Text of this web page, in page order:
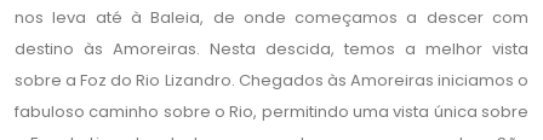
nos leva até à Baleia, de onde começamos a descer com
destino às Amoreiras. Nesta descida, temos a melhor vista
sobre a Foz do Rio Lizandro. Chegados às Amoreiras iniciamos o
fabuloso caminho sobre o Rio, permitindo uma vista única sobre